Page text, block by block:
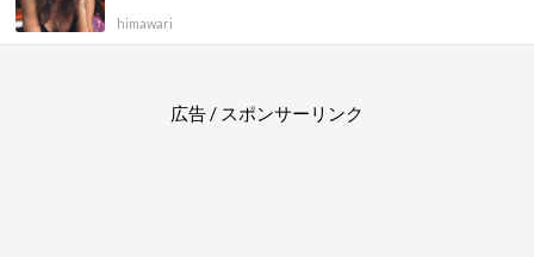
himawari
広告 / スポンサーリンク